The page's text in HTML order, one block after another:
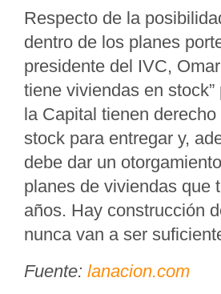
Respecto de la
dentro de los planes
presidente del IVC,
tiene viviendas en
la Capital tienen
stock para entregar y,
debe dar un
planes de viviendas que
años. Hay construcción
nunca van a ser
Fuente: lanacion.com